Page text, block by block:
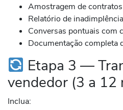
Amostragem de contratos
Relatório de inadimplência
Conversas pontuais com
Documentação completa
Etapa 3 —
vendedor (3 a 12
Inclua: